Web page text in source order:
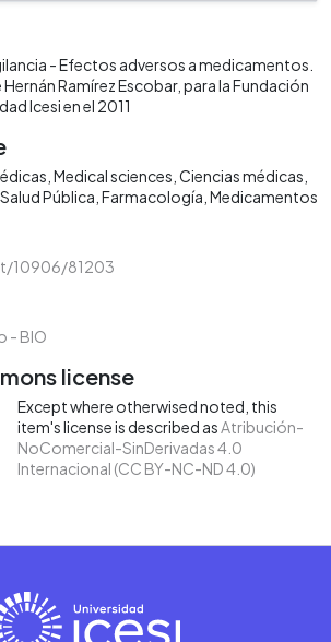
- Efectos adversos a medicamentos.
Ramírez Escobar, para la Fundación
Icesi en el 2011
Medical sciences Ciencias médicas
Salud Pública Farmacología Medicamentos
10906/81203
- BIO
license
Except where otherwised noted, this
item's license is described asAtribución-
NoComercial-SinDerivadas 4.0
Internacional (CC BY-NC-ND 4.0)